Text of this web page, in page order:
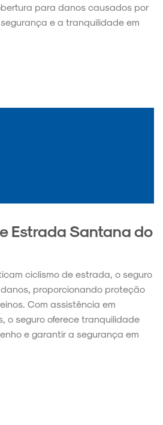
para danos causados por
e a tranquilidade em
Estrada Santana do
ciclismo de estrada, o seguro
proporcionando proteção
Com assistência em
o seguro oferece tranquilidade
e garantir a segurança em